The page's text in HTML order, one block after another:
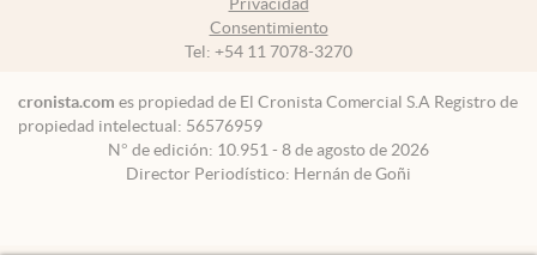
Consentimiento
Tel: +54 11 7078-3270
cronista.com es propiedad de El Cronista Comercial S.A Registro de
propiedad intelectual: 56576959
N° de edición: 10.951 - 8 de agosto de 2026
Director Periodístico: Hernán de Goñi